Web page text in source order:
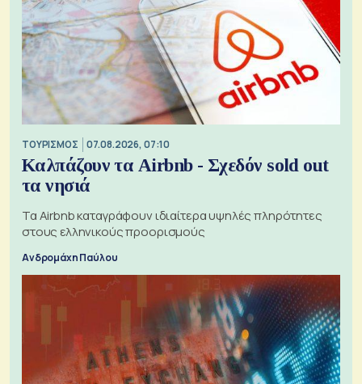
ΤΟΥΡΙΣΜΟΣ 07.08.2026, 07:10
Καλπάζουν τα Airbnb - Σχεδόν sold out
τα νησιά
Τα Airbnb καταγράφουν ιδιαίτερα υψηλές πληρότητες
στους ελληνικούς προορισμούς
Ανδρομάχη Παύλου